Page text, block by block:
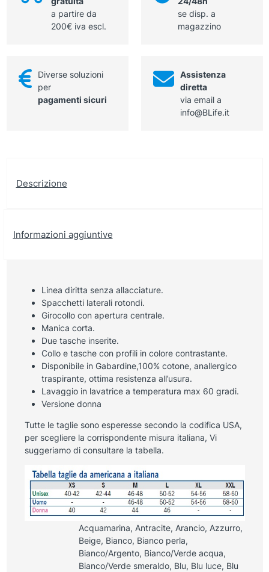
contrastantea partire da
200€ iva escl.
se disp. a
magazzino
Diverse soluzioni
per
pagamenti sicuri
Assistenza
diretta
via email a
info@BLife.it
Descrizione
Informazioni aggiuntive
Linea diritta senza allacciature.
Spacchetti laterali rotondi.
Girocollo con apertura centrale.
Manica corta.
Due tasche inserite.
Collo e tasche con profili in colore contrastante.
Disponibile in Gabardine,100% cotone, anallergico
traspirante, ottima resistenza all’usura.
Lavaggio in lavatrice a temperatura max 60 gradi.
Versione donna
Tutte le taglie sono esperesse secondo la codifica USA,
per scegliere la corrispondente misura italiana, Vi
suggeriamo di consultare la tabella.
Acquamarina, Antracite, Arancio, Azzurro,
Beige, Bianco, Bianco perla,
Bianco/Argento, Bianco/Verde acqua,
Bianco/Verde smeraldo, Blu, Blu luce, Blu